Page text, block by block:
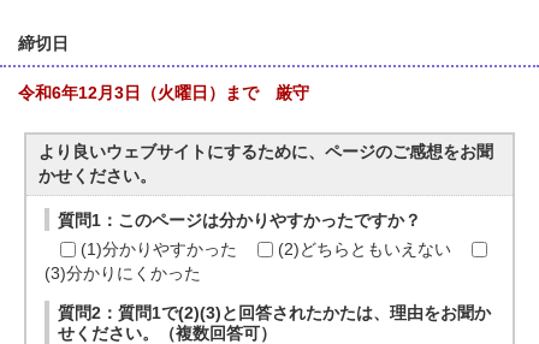
締切日
令和6年12月3日（火曜日）まで 厳守
より良いウェブサイトにするために、ページのご感想をお聞
かせください。
質問1：このページは分かりやすかったですか？
(1)分かりやすかった
(2)どちらともいえない
(3)分かりにくかった
質問2：質問1で(2)(3)と回答されたかたは、理由をお聞か
せください。（複数回答可）